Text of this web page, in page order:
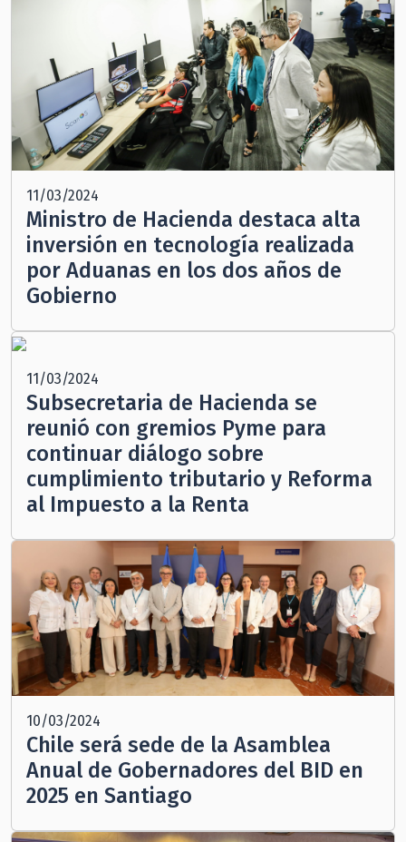
11/03/2024
Ministro de Hacienda destaca alta
inversión en tecnología realizada
por Aduanas en los dos años de
Gobierno
11/03/2024
Subsecretaria de Hacienda se
reunió con gremios Pyme para
continuar diálogo sobre
cumplimiento tributario y Reforma
al Impuesto a la Renta
10/03/2024
Chile será sede de la Asamblea
Anual de Gobernadores del BID en
2025 en Santiago